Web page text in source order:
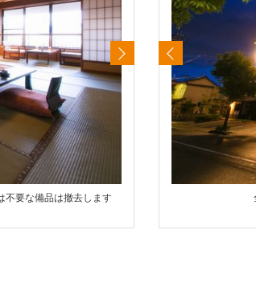
不要な備品は撤去します 17.5